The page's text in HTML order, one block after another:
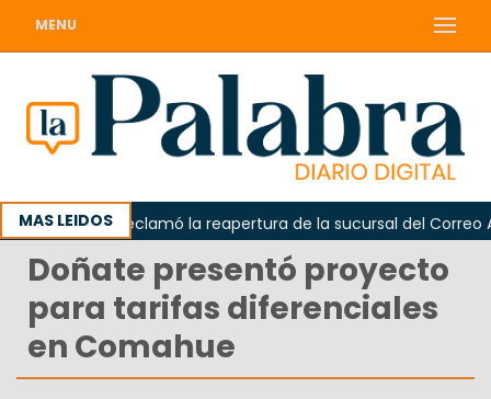
MENU
MAS LEIDOS
Odarda reclamó la reapertura de la sucursal del Correo
Doñate presentó proyecto
para tarifas diferenciales
en Comahue